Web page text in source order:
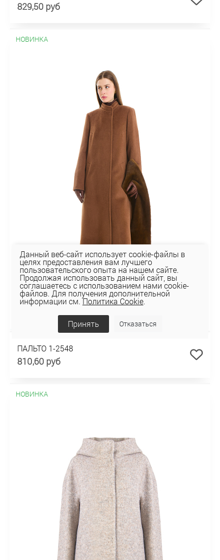
829,50 руб
НОВИНКА
ПАЛЬТО 1-2548
810,60 руб
НОВИНКА
Данный веб-сайт использует cookie-файлы в
целях предоставления вам лучшего
пользовательского опыта на нашем сайте.
Продолжая использовать данный сайт, вы
соглашаетесь с использованием нами cookie-
файлов. Для получения дополнительной
информации см.Политика Cookie.
Принять Отказаться